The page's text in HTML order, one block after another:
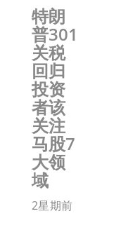
特朗
普301
关税
回归
投资
者该
关注
马股7
大领
域
2星期前